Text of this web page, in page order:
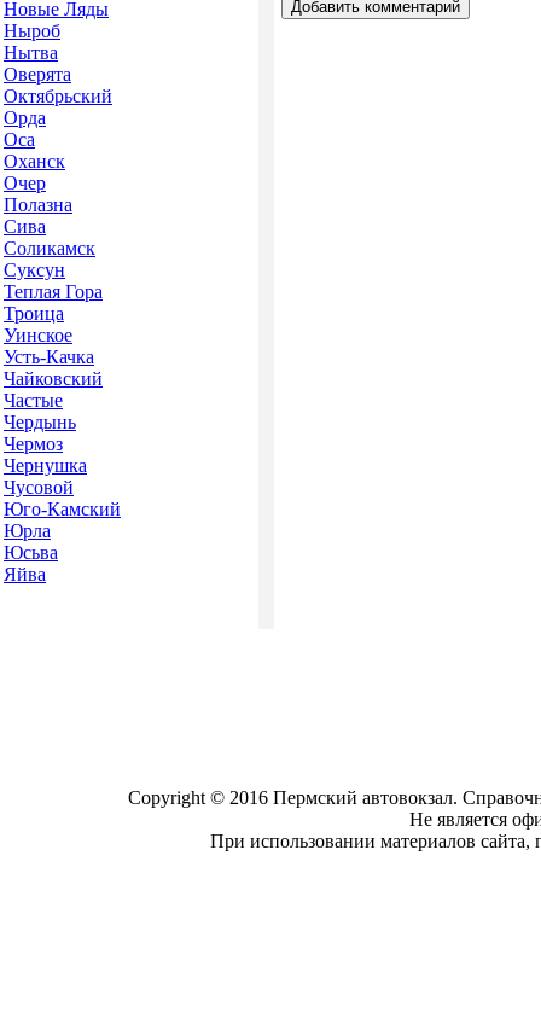
Новые Ляды
Ныроб
Нытва
Оверята
Октябрьский
Орда
Оса
Оханск
Очер
Полазна
Сива
Соликамск
Суксун
Теплая Гора
Троица
Уинское
Усть-Качка
Чайковский
Частые
Чердынь
Чермоз
Чернушка
Чусовой
Юго-Камский
Юрла
Юсьва
Яйва
Copyright © 2016 Пермский автовокзал.
Не является
При использовании материалов сайта,